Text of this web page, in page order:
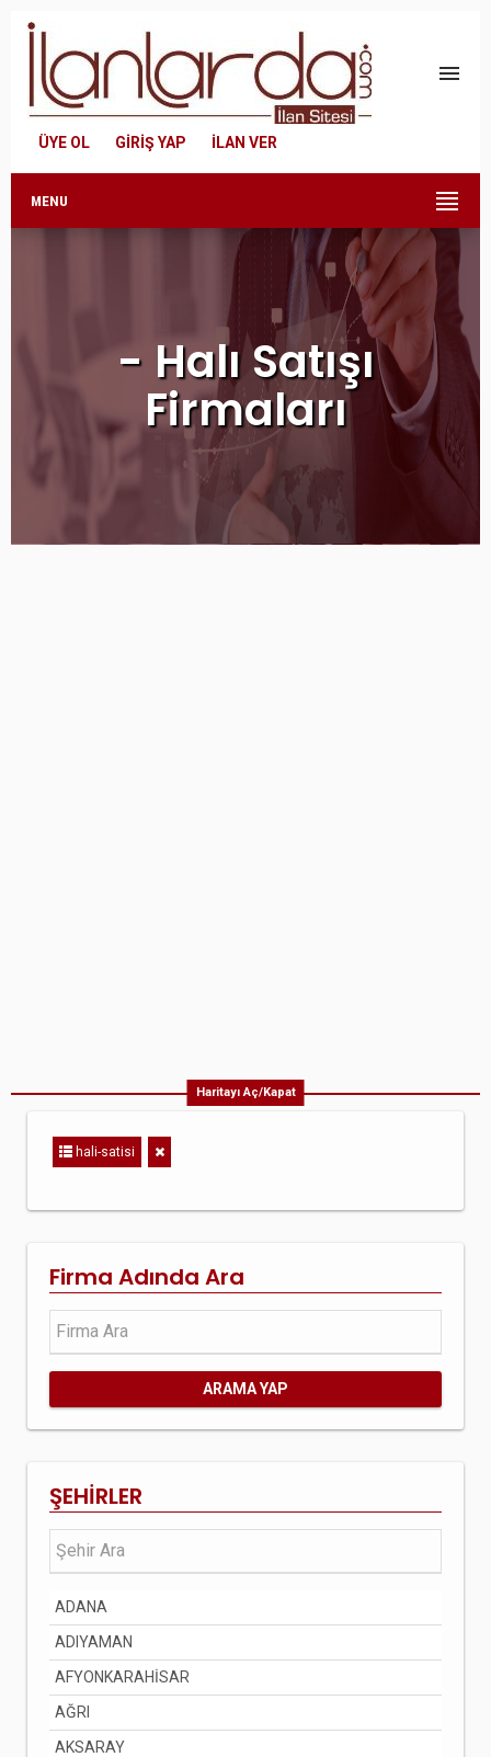
menu
ÜYE OL GİRİŞ YAP İLAN VER
MENU
- Halı Satışı
Firmaları
Haritayı Aç/Kapat
hali-satisi
Firma Adında Ara
ARAMA YAP
ŞEHİRLER
ADANA
ADIYAMAN
AFYONKARAHİSAR
AĞRI
AKSARAY